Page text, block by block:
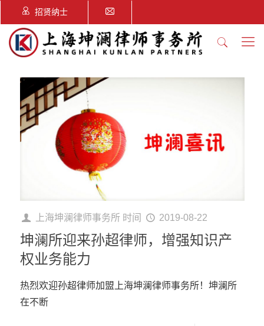
招贤纳士
上海坤澜律师事务所 时间 2019-08-22
坤澜所迎来孙超律师，增强知识产
权业务能力
热烈欢迎孙超律师加盟上海坤澜律师事务所！坤澜所
在不断